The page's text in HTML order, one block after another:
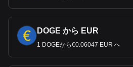
DOGE から EUR
1 DOGEから€0.06047 EUR へ